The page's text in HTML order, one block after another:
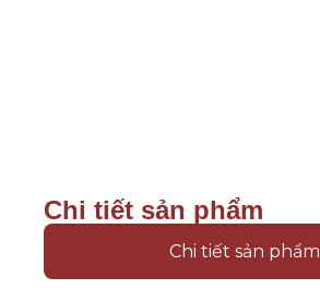
Chi tiết sản phẩm
Chi tiết sản phẩm